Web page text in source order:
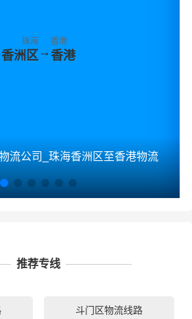
珠海
香洲区→
香港
香港
流公司_珠海香洲区至香港物流
推荐专线
斗门区物流线路